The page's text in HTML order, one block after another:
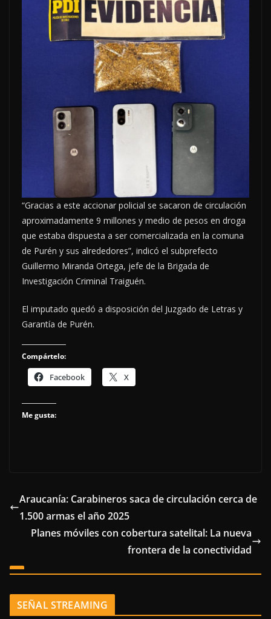
“Gracias a este accionar policial se sacaron de circulación
aproximadamente 9 millones y medio de pesos en droga
que estaba dispuesta a ser comercializada en la comuna
de Purén y sus alrededores”, indicó el subprefecto
Guillermo Miranda Ortega, jefe de la Brigada de
Investigación Criminal Traiguén.
El imputado quedó a disposición del Juzgado de Letras y
Garantía de Purén.
Compártelo:
Facebook X
Me gusta:
Araucanía: Carabineros saca de circulación cerca de
1.500 armas el año 2025
Planes móviles con cobertura satelital: La nueva
frontera de la conectividad
SEÑAL STREAMING